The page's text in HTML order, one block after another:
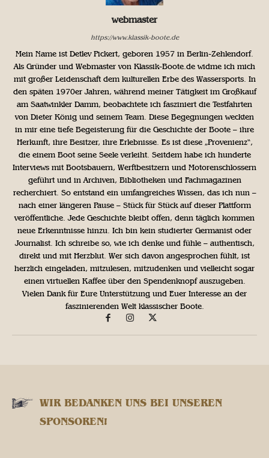
webmaster
https://www.klassik-boote.de
Mein Name ist Detlev Pickert, geboren 1957 in Berlin-Zehlendorf.
Als Gründer und Webmaster von Klassik-Boote.de widme ich mich
mit großer Leidenschaft dem kulturellen Erbe des Wassersports. In
den späten 1970er Jahren, während meiner Tätigkeit im Großkauf
am Saatwinkler Damm, beobachtete ich fasziniert die Testfahrten
von Dieter König und seinem Team. Diese Begegnungen weckten
in mir eine tiefe Begeisterung für die Geschichte der Boote – ihre
Herkunft, ihre Besitzer, ihre Erlebnisse. Es ist diese „Provenienz“,
die einem Boot seine Seele verleiht. Seitdem habe ich hunderte
Interviews mit Bootsbauern, Werftbesitzern und Motorenschlossern
geführt und in Archiven, Bibliotheken und Fachmagazinen
recherchiert. So entstand ein umfangreiches Wissen, das ich nun –
nach einer längeren Pause – Stück für Stück auf dieser Plattform
veröffentliche. Jede Geschichte bleibt offen, denn täglich kommen
neue Erkenntnisse hinzu. Ich bin kein studierter Germanist oder
Journalist. Ich schreibe so, wie ich denke und fühle – authentisch,
direkt und mit Herzblut. Wer sich davon angesprochen fühlt, ist
herzlich eingeladen, mitzulesen, mitzudenken und vielleicht sogar
einen virtuellen Kaffee über den Spendenknopf auszugeben.
Vielen Dank für Eure Unterstützung und Euer Interesse an der
faszinierenden Welt klassischer Boote.
WIR BEDANKEN UNS BEI UNSEREN
SPONSOREN!